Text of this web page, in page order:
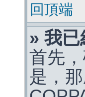
回頂端
» 我
首先
是，